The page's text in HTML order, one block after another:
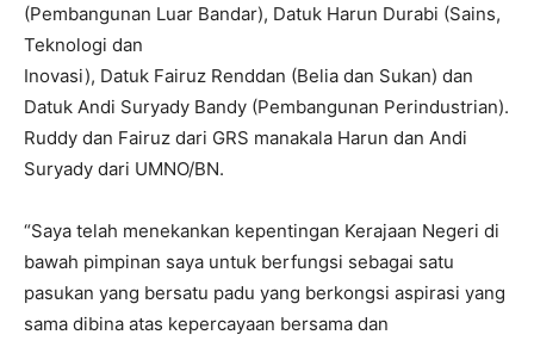
(Pembangunan Luar Bandar), Datuk Harun Durabi (Sains,
Teknologi dan
Inovasi), Datuk Fairuz Renddan (Belia dan Sukan) dan
Datuk Andi Suryady Bandy (Pembangunan Perindustrian).
Ruddy dan Fairuz dari GRS manakala Harun dan Andi
Suryady dari UMNO/BN.
“Saya telah menekankan kepentingan Kerajaan Negeri di
bawah pimpinan saya untuk berfungsi sebagai satu
pasukan yang bersatu padu yang berkongsi aspirasi yang
sama dibina atas kepercayaan bersama dan